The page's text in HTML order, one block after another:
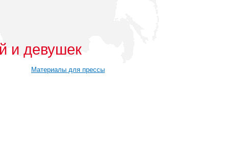
и девушек
Материалы для прессы